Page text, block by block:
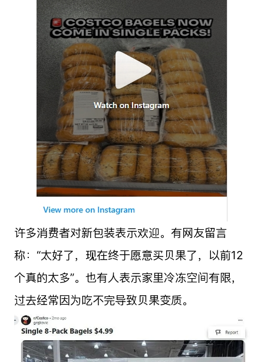
许多消费者对新包装表示欢迎。有网友留言
称：“太好了，现在终于愿意买贝果了，以前12
个真的太多”。也有人表示家里冷冻空间有限，
过去经常因为吃不完导致贝果变质。